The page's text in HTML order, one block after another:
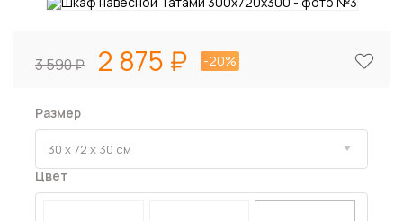
3 590 2 875 -20%
Размер
Цвет